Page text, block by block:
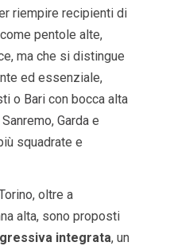
riempire recipienti di
pentole alte,
ma che si distingue
ed essenziale,
o Bari con bocca alta
Sanremo, Garda e
squadrate e
, oltre a
alta, sono proposti
integrata, un